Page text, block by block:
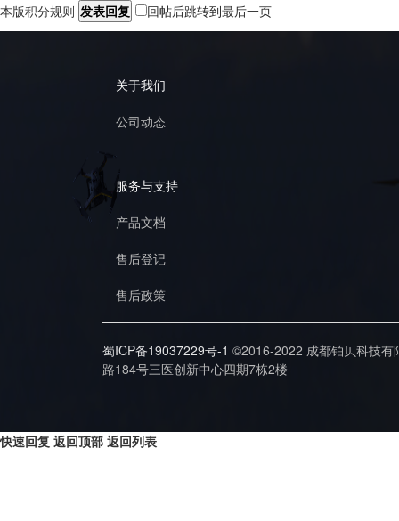
本版积分规则 发表回复 回帖后跳转到最后一页
关于我们
公司动态
服务与支持
产品文档
售后登记
售后政策
蜀ICP备19037229号-1 ©2016-2022 成都铂贝科技
路184号三医创新中心四期7栋2楼
快速回复 返回顶部 返回列表